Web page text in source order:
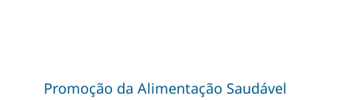
Promoção da Alimentação Saudável